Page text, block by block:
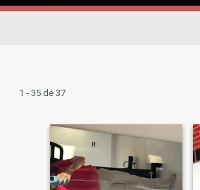
1 - 35 de 37